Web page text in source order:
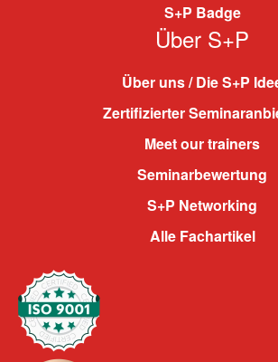
S+P Badge
Über S+P
Über uns / Die S+P
Zertifizierter
Meet our trainers
Seminarbewertung
S+P Networking
Alle Fachartikel